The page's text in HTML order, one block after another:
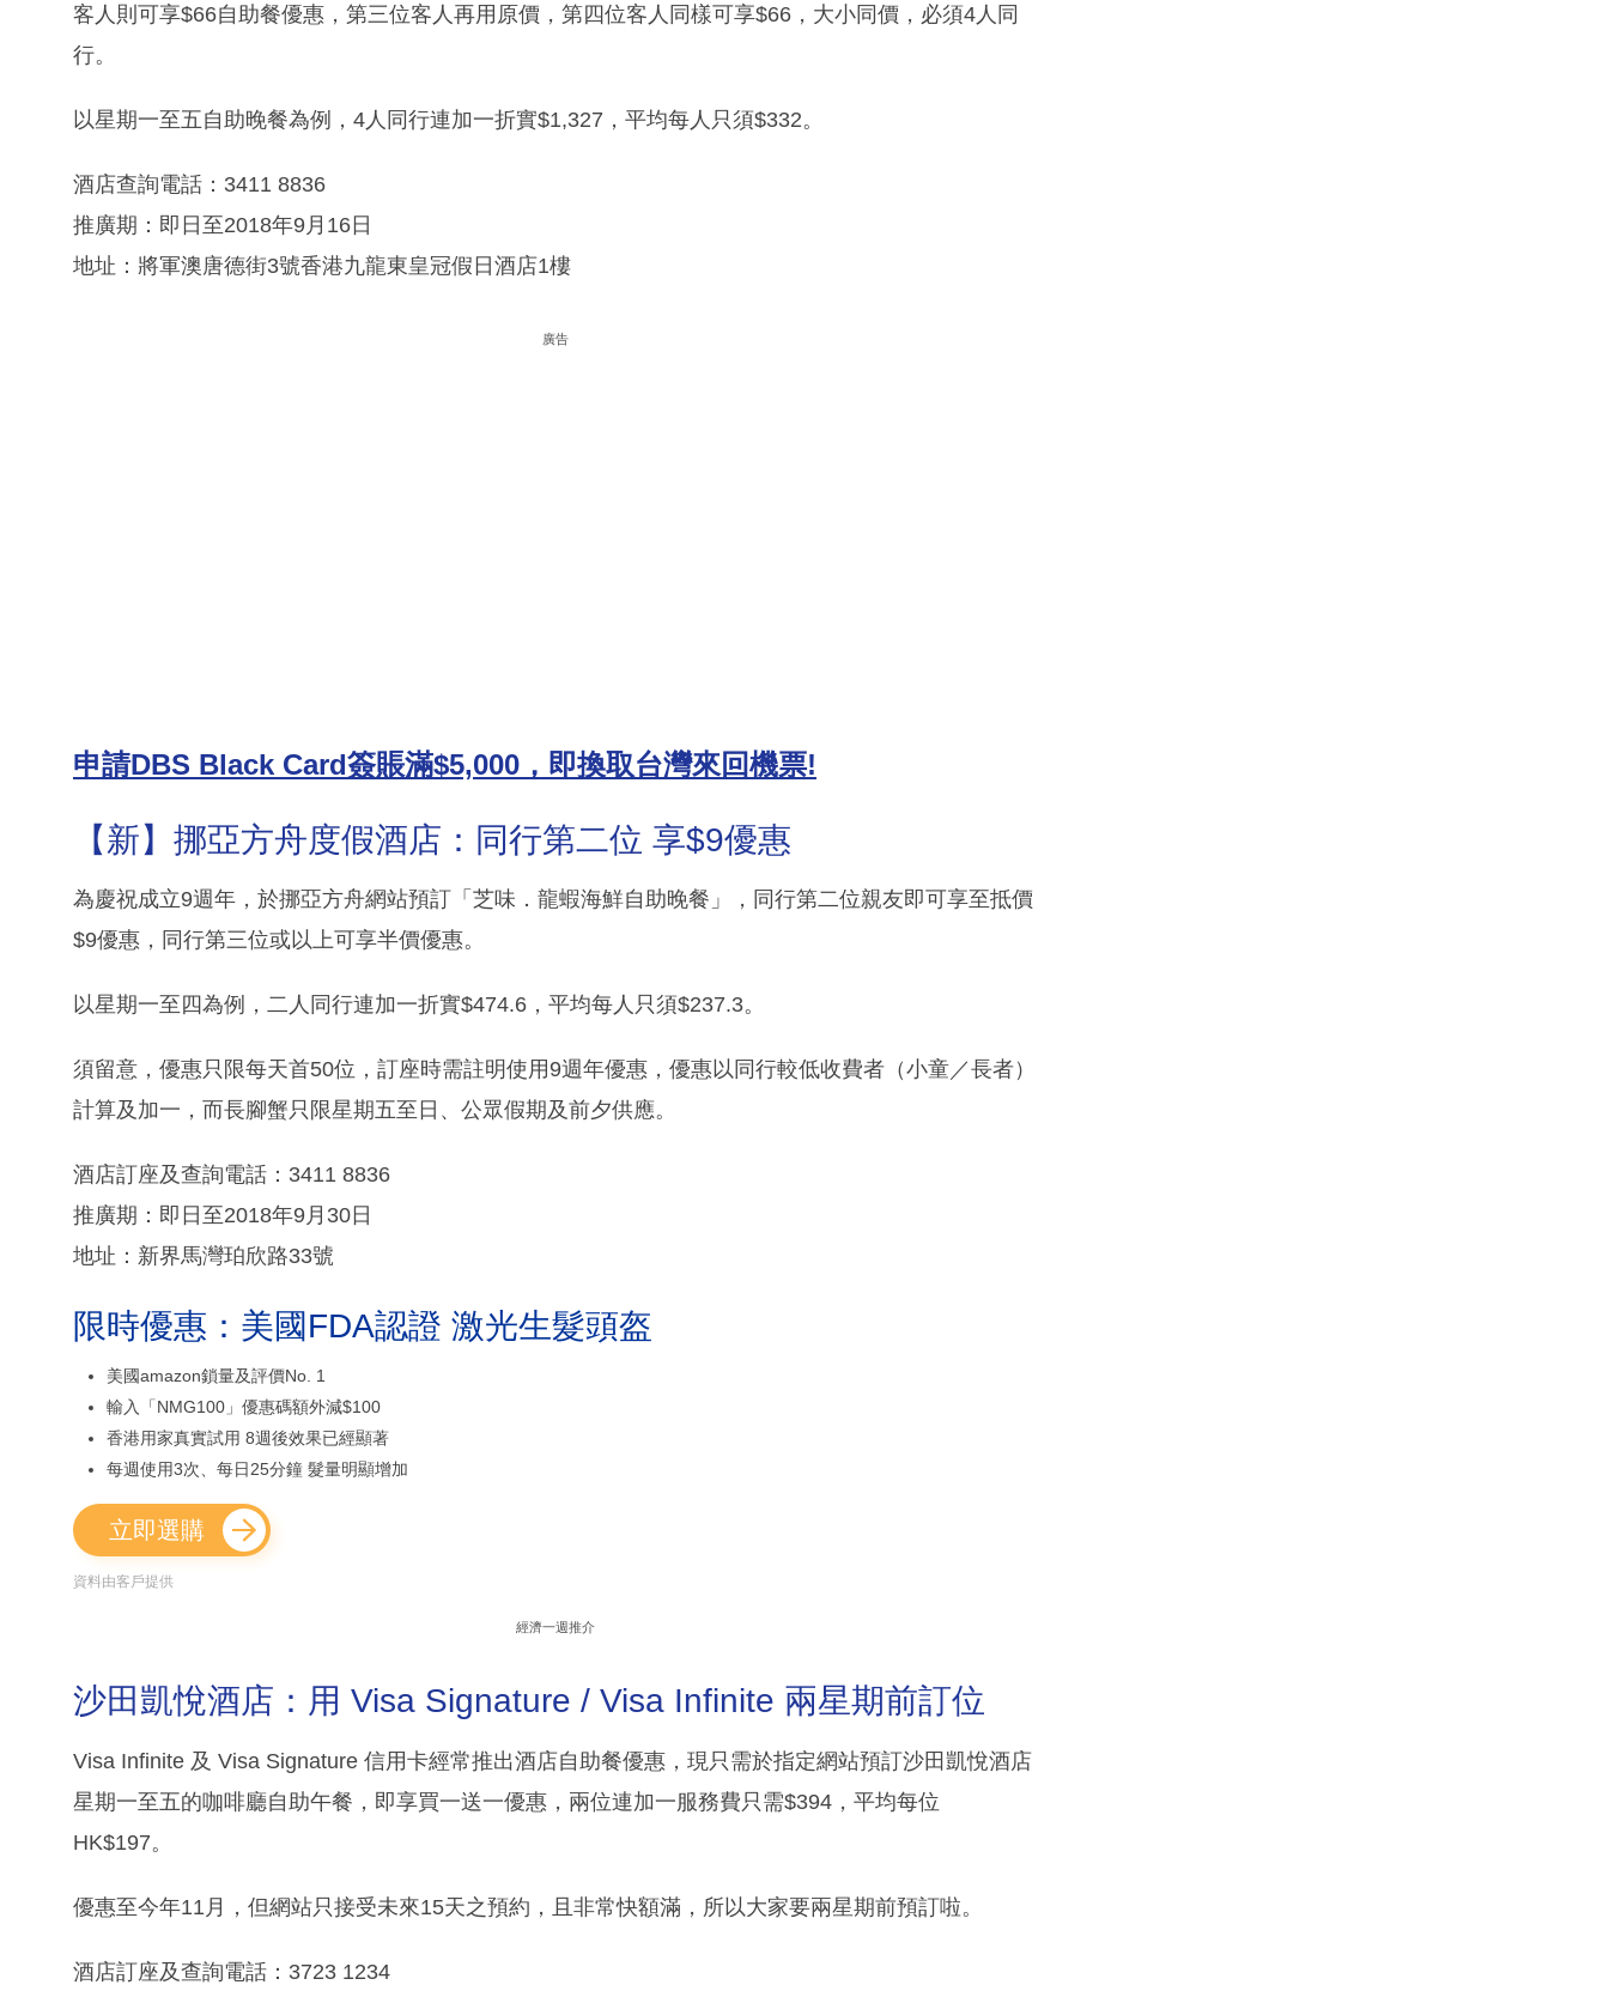
客人則可享$66自助餐優惠，第三位客人再用原價，第四位客人同樣可享$66，大小同價，必須4人同
行。
以星期一至五自助晚餐為例，4人同行連加一折實$1,327，平均每人只須$332。
酒店查詢電話：3411 8836
推廣期：即日至2018年9月16日
地址：將軍澳唐德街3號香港九龍東皇冠假日酒店1樓
廣告
申請DBS Black Card簽賬滿$5,000，即換取台灣來回機票!
【新】挪亞方舟度假酒店：同行第二位 享$9優惠
為慶祝成立9週年，於挪亞方舟網站預訂「芝味．龍蝦海鮮自助晚餐」，同行第二位親友即可享至抵價
$9優惠，同行第三位或以上可享半價優惠。
以星期一至四為例，二人同行連加一折實$474.6，平均每人只須$237.3。
須留意，優惠只限每天首50位，訂座時需註明使用9週年優惠，優惠以同行較低收費者（小童／長者）
計算及加一，而長腳蟹只限星期五至日、公眾假期及前夕供應。
酒店訂座及查詢電話：3411 8836
推廣期：即日至2018年9月30日
地址：新界馬灣珀欣路33號
限時優惠：美國FDA認證 激光生髮頭盔
美國amazon鎖量及評價No. 1
輸入「NMG100」優惠碼額外減$100
香港用家真實試用 8週後效果已經顯著
每週使用3次、每日25分鐘 髮量明顯增加
立即選購
資料由客戶提供
經濟一週推介
沙田凱悅酒店：用 Visa Signature / Visa Infinite 兩星期前訂位
Visa Infinite 及 Visa Signature 信用卡經常推出酒店自助餐優惠，現只需於指定網站預訂沙田凱悅酒店
星期一至五的咖啡廳自助午餐，即享買一送一優惠，兩位連加一服務費只需$394，平均每位
HK$197。
優惠至今年11月，但網站只接受未來15天之預約，且非常快額滿，所以大家要兩星期前預訂啦。
酒店訂座及查詢電話：3723 1234